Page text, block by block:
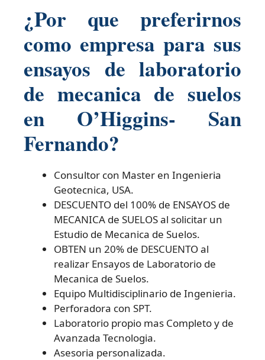
¿Por que preferirnos
como empresa para sus
ensayos de laboratorio
de mecanica de suelos
en O’Higgins- San
Fernando?
Consultor con Master en Ingenieria
Geotecnica, USA.
DESCUENTO del 100% de ENSAYOS de
MECANICA de SUELOS al solicitar un
Estudio de Mecanica de Suelos.
OBTEN un 20% de DESCUENTO al
realizar Ensayos de Laboratorio de
Mecanica de Suelos.
Equipo Multidisciplinario de Ingenieria.
Perforadora con SPT.
Laboratorio propio mas Completo y de
Avanzada Tecnologia.
Asesoria personalizada.